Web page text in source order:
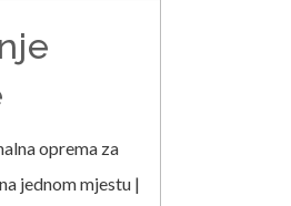
oprema za
jednom mjestu |